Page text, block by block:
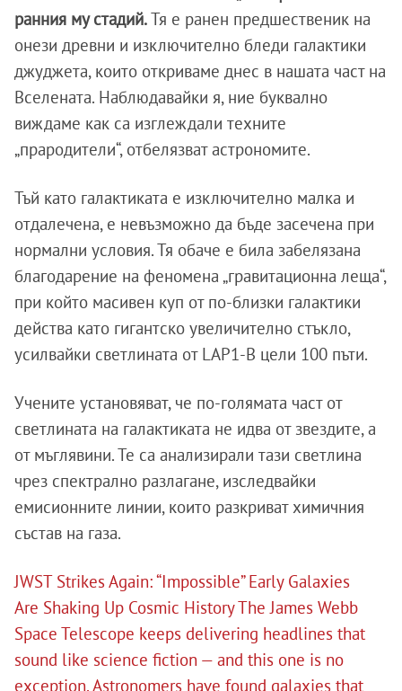
ранния му стадий.Тя е ранен предшественик на
онези древни и изключително бледи галактики
джуджета, които откриваме днес в нашата част на
Вселената. Наблюдавайки я, ние буквално
виждаме как са изглеждали техните
„прародители“, отбелязват астрономите.
Тъй като галактиката е изключително малка и
отдалечена, е невъзможно да бъде засечена при
нормални условия. Тя обаче е била забелязана
благодарение на феномена „гравитационна леща“,
при който масивен куп от по-близки галактики
действа като гигантско увеличително стъкло,
усилвайки светлината от LAP1-B цели 100 пъти.
Учените установяват, че по-голямата част от
светлината на галактиката не идва от звездите, а
от мъглявини. Те са анализирали тази светлина
чрез спектрално разлагане, изследвайки
емисионните линии, които разкриват химичния
състав на газа.
JWST Strikes Again: “Impossible” Early Galaxies
Are Shaking Up Cosmic History The James Webb
Space Telescope keeps delivering headlines that
sound like science fiction — and this one is no
exception. Astronomers have found galaxies that